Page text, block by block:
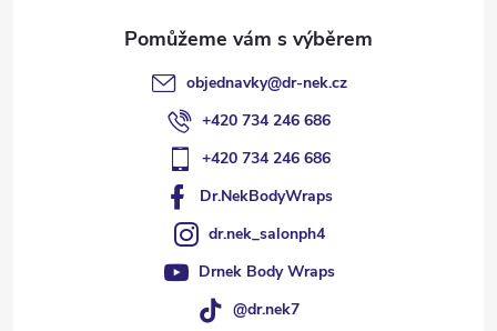
objednavky@dr-nek.cz
+420 734 246 686
+420 734 246 686
Dr.NekBodyWraps
dr.nek_salonph4
Drnek Body Wraps
@dr.nek7